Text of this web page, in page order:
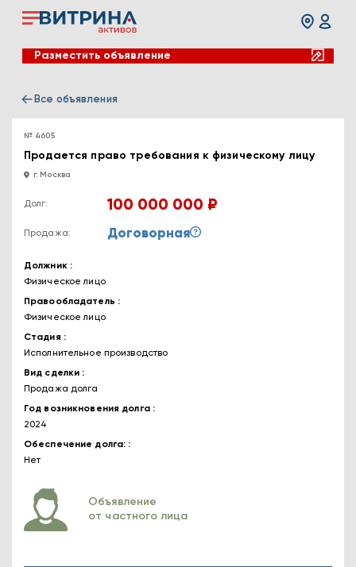
Разместить объявление
Все объявления
№ 4605
Продается право требования к физическому лицу
г. Москва
Долг: 100 000 000 ₽
Продажа: Договорная
Должник
Физическое лицо
Правообладатель
Физическое лицо
Стадия
Исполнительное производство
Вид сделки
Продажа долга
Год возникновения долга
2024
Обеспечение долга:
Нет
Объявление
от частного лица